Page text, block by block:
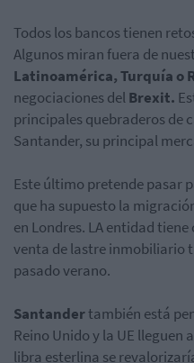
Todos los bancos tienen
Algunos miran fuera de
Latinoamérica, Turquía o
negociaciones delBrexit.
principales quebraderos de
Santander, su principal
Este último pretende pasar
que ha supuesto la
en Londres. LA entidad
venta de lastre inmobiliario
pasado verano.
Santandertambién está
Reino Unido y la UE lleguen
libra esterlina se